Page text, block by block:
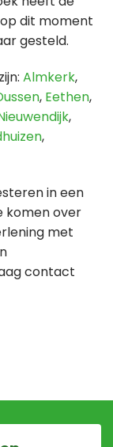
dit moment
gesteld.
Almkerk,
, Eethen,
,
,
in een
komen over
met
contact